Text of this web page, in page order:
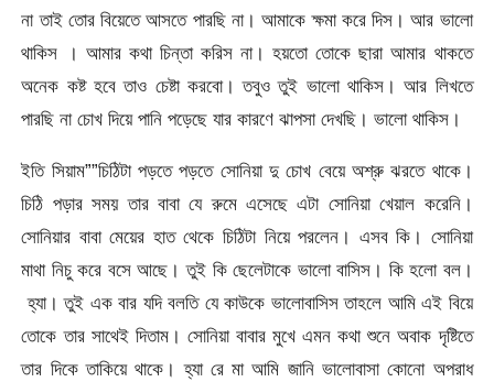
না তাই তোর বিয়েতে আসতে পারছি না। আমাকে ক্ষমা করে দিস। আর ভালো
থাকিস । আমার কথা চিন্তা করিস না। হয়তো তোকে ছারা আমার থাকতে
অনেক কষ্ট হবে তাও চেষ্টা করবো। তবুও তুই ভালো থাকিস। আর লিখতে
পারছি না চোখ দিয়ে পানি পড়েছে যার কারণে ঝাপসা দেখছি। ভালো থাকিস।
ইতি সিয়াম””চিঠিটা পড়তে পড়তে সোনিয়া দু চোখ বেয়ে অশ্রু ঝরতে থাকে।
চিঠি পড়ার সময় তার বাবা যে রুমে এসেছে এটা সোনিয়া খেয়াল করেনি।
সোনিয়ার বাবা মেয়ের হাত থেকে চিঠিটা নিয়ে পরলেন। এসব কি। সোনিয়া
মাথা নিচু করে বসে আছে। তুই কি ছেলেটাকে ভালো বাসিস। কি হলো বল।
হ্যা। তুই এক বার যদি বলতি যে কাউকে ভালোবাসিস তাহলে আমি এই বিয়ে
তোকে তার সাথেই দিতাম। সোনিয়া বাবার মুখে এমন কথা শুনে অবাক দৃষ্টিতে
তার দিকে তাকিয়ে থাকে। হ্যা রে মা আমি জানি ভালোবাসা কোনো অপরাধ